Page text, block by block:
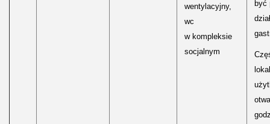
wentylacyjny,
wc
w kompleksie
socjalnym
być